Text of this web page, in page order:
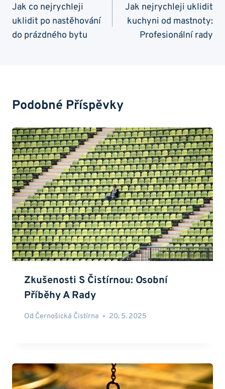
Pro
Příspěvek
Jak co nejrychleji
uklidit po nastěhování
do prázdného bytu
Jak nejrychleji uklidit
kuchyni od mastnoty:
Profesionální rady
Podobné Příspěvky
Zkušenosti S Čistírnou: Osobní
Příběhy A Rady
Od Černošická Čistírna 20. 5. 2025